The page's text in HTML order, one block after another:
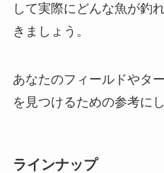
して実際にどんな魚が釣
きましょう。
あなたのフィールドやタ
を見つけるための参考に
ラインナップ